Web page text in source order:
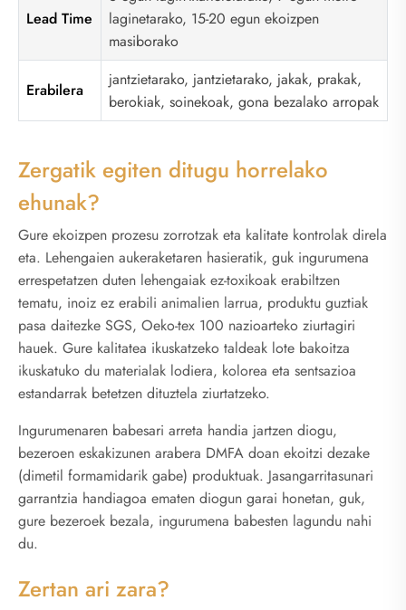
Lead Time
laginetarako, 15-20 egun ekoizpen
masiborako
Erabilera
jantzietarako, jantzietarako, jakak, prakak,
berokiak, soinekoak, gona bezalako arropak
Zergatik egiten ditugu horrelako
ehunak?
Gure ekoizpen prozesu zorrotzak eta kalitate kontrolak direla
eta. Lehengaien aukeraketaren hasieratik, guk ingurumena
errespetatzen duten lehengaiak ez-toxikoak erabiltzen
tematu, inoiz ez erabili animalien larrua, produktu guztiak
pasa daitezke SGS, Oeko-tex 100 nazioarteko ziurtagiri
hauek. Gure kalitatea ikuskatzeko taldeak lote bakoitza
ikuskatuko du materialak lodiera, kolorea eta sentsazioa
estandarrak betetzen dituztela ziurtatzeko.
Ingurumenaren babesari arreta handia jartzen diogu,
bezeroen eskakizunen arabera DMFA doan ekoitzi dezake
(dimetil formamidarik gabe) produktuak. Jasangarritasunari
garrantzia handiagoa ematen diogun garai honetan, guk,
gure bezeroek bezala, ingurumena babesten lagundu nahi
du.
Zertan ari zara?